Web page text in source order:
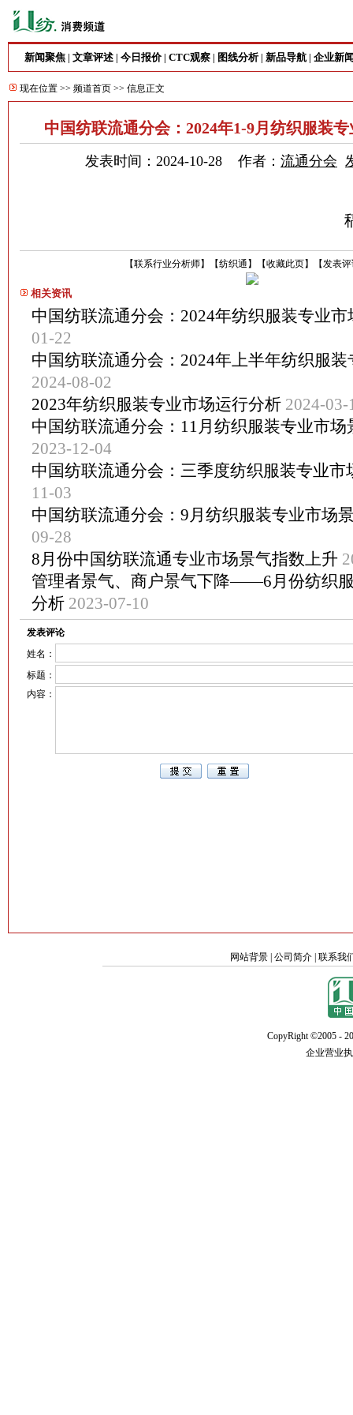
新闻聚焦 文章评述 今日报价 CTC观察 图线分析 新品导航 企业新
现在位置 >> 频道首页 >> 信息正文
中国纺联流通分会：2024年1-9月纺织服装
发表时间：2024-10-28 作者： 流通分会
【发表
【收藏此页】
【纺织通 】
【联系行业分析师】
相关资讯
中国纺联流通分会：2024年纺织服装专业市
01-22
中国纺联流通分会：2024年上半年纺织服
2024-08-02
2023年纺织服装专业市场运行分析 2024-03-
中国纺联流通分会：11月纺织服装专业市
2023-12-04
中国纺联流通分会：三季度纺织服装专业市
11-03
中国纺联流通分会：9月纺织服装专业市场
09-28
8月份中国纺联流通专业市场景气指数上升
管理者景气、商户景气下降——6月份纺织
分析 2023-07-10
发表评论
姓名：
标题：
内容：
网站背景 公司简介 联系我
CopyRight ©2005 -
企业营业